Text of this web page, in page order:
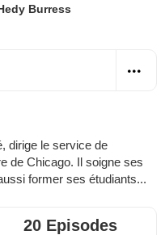
Burress
dirige le service de
de Chicago. Il soigne ses
former ses étudiants...
20 Episodes